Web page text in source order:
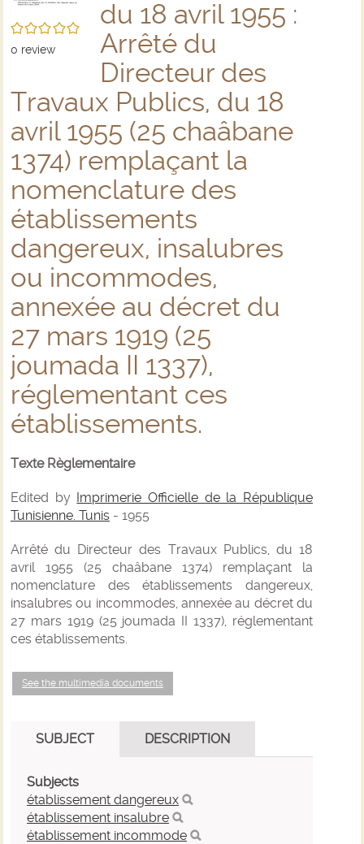
/5
0 review
du 18 avril 1955 :
Arrêté du
Directeur des
Travaux Publics, du 18
avril 1955 (25 chaâbane
1374) remplaçant la
nomenclature des
établissements
dangereux, insalubres
ou incommodes,
annexée au décret du
27 mars 1919 (25
joumada II 1337),
réglementant ces
établissements.
Texte Règlementaire
Edited by Imprimerie Officielle de la République
Tunisienne. Tunis - 1955
Arrêté du Directeur des Travaux Publics, du 18
avril 1955 (25 chaâbane 1374) remplaçant la
nomenclature des établissements dangereux,
insalubres ou incommodes, annexée au décret du
27 mars 1919 (25 joumada II 1337), réglementant
ces établissements.
See the multimedia documents
SUBJECT DESCRIPTION
Subjects
établissement dangereux
établissement insalubre
établissement incommode